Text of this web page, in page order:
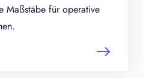
Maßstäbe für operative